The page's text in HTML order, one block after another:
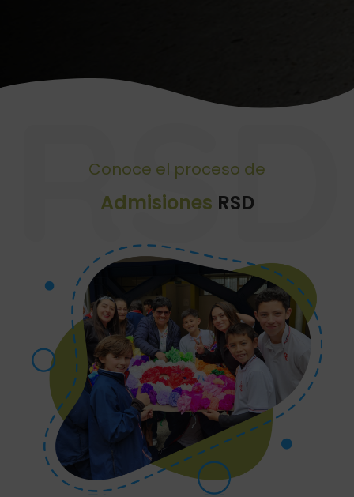
RSD
Conoce el proceso de
Admisiones RSD